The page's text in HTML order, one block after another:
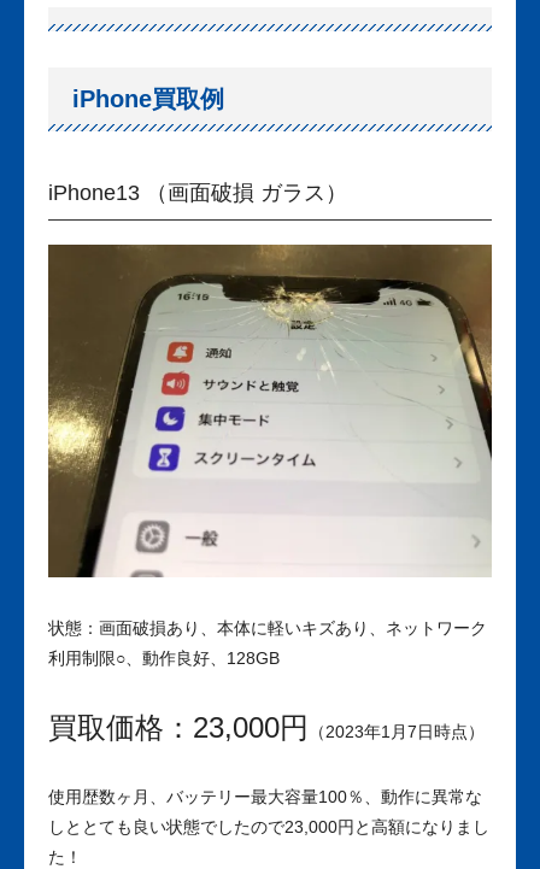
iPhone買取例
iPhone13 （画面破損 ガラス）
状態：画面破損あり、本体に軽いキズあり、ネットワーク
利用制限○、動作良好、128GB
買取価格：23,000円 （2023年1月7日時点）
使用歴数ヶ月、バッテリー最大容量100％、動作に異常な
しととても良い状態でしたので23,000円と高額になりまし
た！